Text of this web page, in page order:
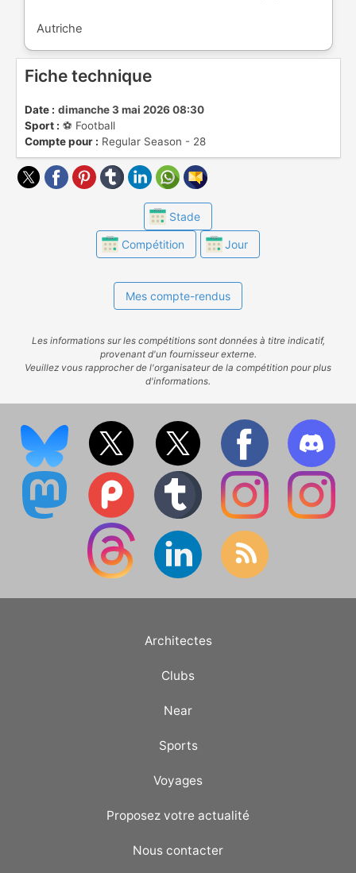
Autriche
Fiche technique
Date : dimanche 3 mai 2026 08:30
Sport : ⚽️ Football
Compte pour : Regular Season - 28
Stade
Compétition Jour
Mes compte-rendus
Les informations sur les compétitions sont données à titre indicatif,
provenant d'un fournisseur externe.
Veuillez vous rapprocher de l'organisateur de la compétition pour plus
d'informations.
Architectes
Clubs
Near
Sports
Voyages
Proposez votre actualité
Nous contacter